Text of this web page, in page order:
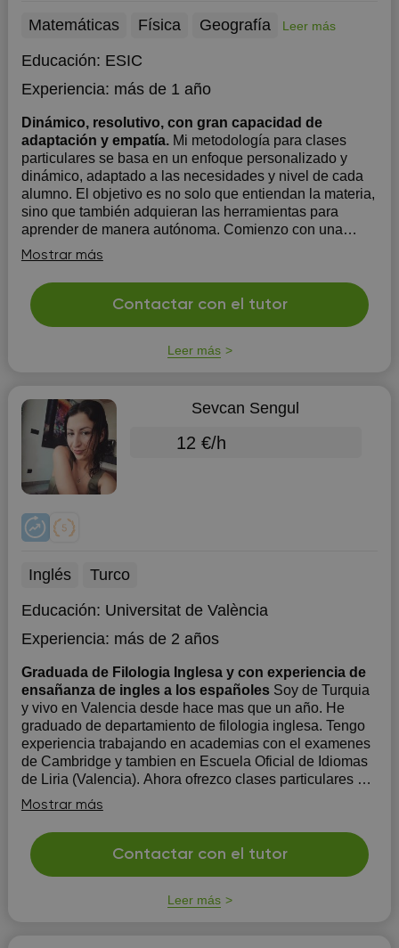
Matemáticas Física Geografía Leer más
Educación: ESIC
Experiencia: más de 1 año
Dinámico, resolutivo, con gran capacidad de
adaptación y empatía. Mi metodología para clases
particulares se basa en un enfoque personalizado y
dinámico, adaptado a las necesidades y nivel de cada
alumno. El objetivo es no solo que entiendan la materia,
sino que también adquieran las herramientas para
aprender de manera autónoma. Comienzo con una
evaluación inici...
Mostrar más
Contactar con el tutor
Leer más
Sevcan Sengul
12 €/h
Inglés
Turco
Educación: Universitat de València
Experiencia: más de 2 años
Graduada de Filologia Inglesa y con experiencia de
ensañanza de ingles a los españoles Soy de Turquia
y vivo en Valencia desde hace mas que un año. He
graduado de departamiento de filologia inglesa. Tengo
experiencia trabajando en academias con el examenes
de Cambridge y tambien en Escuela Oficial de Idiomas
de Liria (Valencia). Ahora ofrezco clases particulares o
en grupo con video c...
Mostrar más
Contactar con el tutor
Leer más